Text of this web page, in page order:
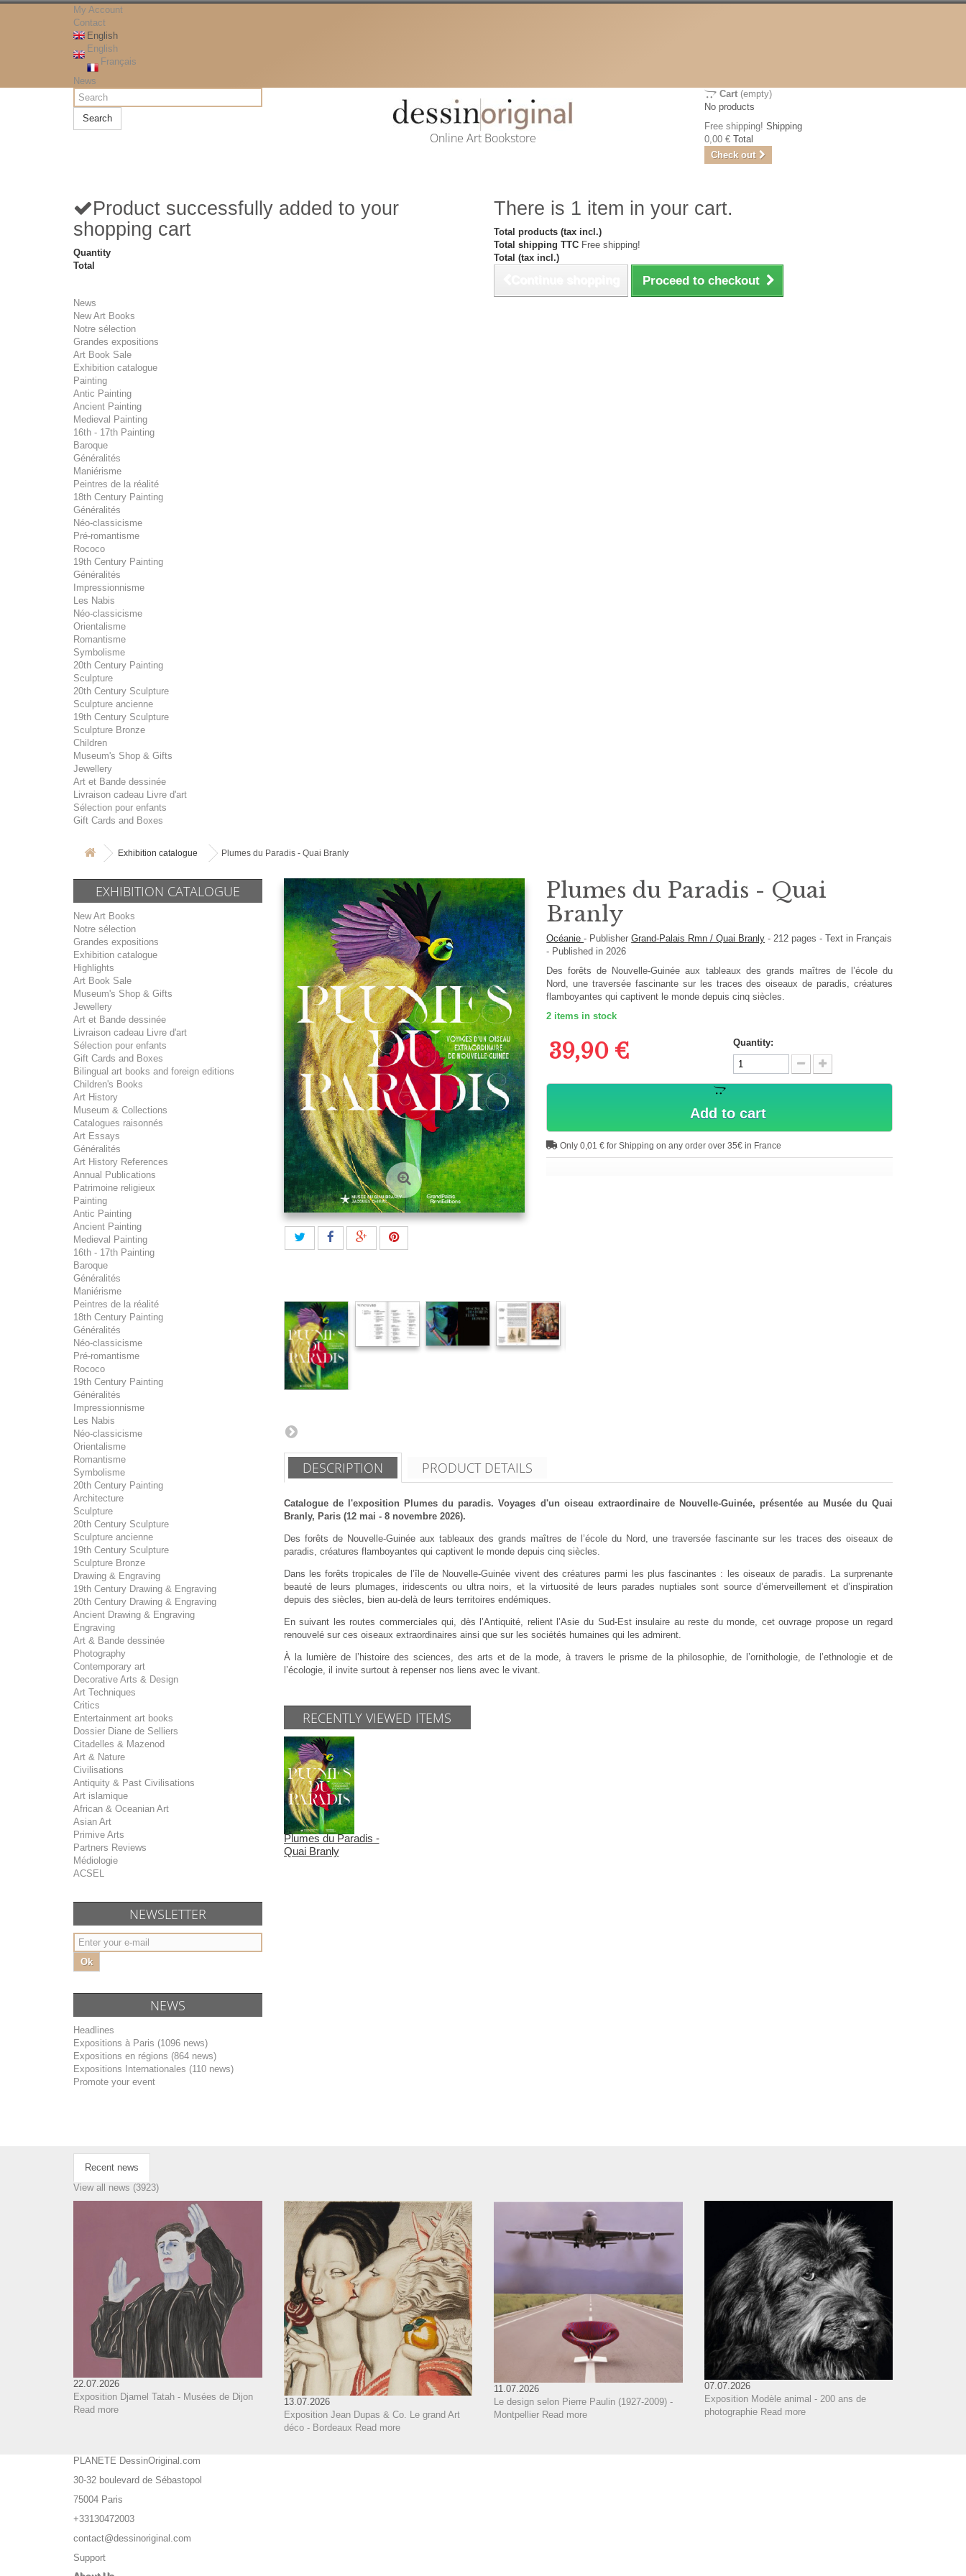
My Account
Contact
English
English
Français
News
Search
Online Art Bookstore
Cart (empty)
No products
Free shipping! Shipping
0,00 € Total
Check out
Product successfully added to your
shopping cart
Quantity
Total
There is 1 item in your cart.
Total products (tax incl.)
Total shipping TTC Free shipping!
Total (tax incl.)
Proceed to checkout
News
New Art Books
Notre sélection
Grandes expositions
Art Book Sale
Exhibition catalogue
Painting
Antic Painting
Ancient Painting
Medieval Painting
16th - 17th Painting
Baroque
Généralités
Maniérisme
Peintres de la réalité
18th Century Painting
Généralités
Néo-classicisme
Pré-romantisme
Rococo
19th Century Painting
Généralités
Impressionnisme
Les Nabis
Néo-classicisme
Orientalisme
Romantisme
Symbolisme
20th Century Painting
Sculpture
20th Century Sculpture
Sculpture ancienne
19th Century Sculpture
Sculpture Bronze
Children
Museum's Shop & Gifts
Jewellery
Art et Bande dessinée
Livraison cadeau Livre d'art
Sélection pour enfants
Gift Cards and Boxes
Exhibition catalogue Plumes du Paradis - Quai Branly
EXHIBITION CATALOGUE
New Art Books
Notre sélection
Grandes expositions
Exhibition catalogue
Highlights
Art Book Sale
Museum's Shop & Gifts
Jewellery
Art et Bande dessinée
Livraison cadeau Livre d'art
Sélection pour enfants
Gift Cards and Boxes
Bilingual art books and foreign editions
Children's Books
Art History
Museum & Collections
Catalogues raisonnés
Art Essays
Généralités
Art History References
Annual Publications
Patrimoine religieux
Painting
Antic Painting
Ancient Painting
Medieval Painting
16th - 17th Painting
Baroque
Généralités
Maniérisme
Peintres de la réalité
18th Century Painting
Généralités
Néo-classicisme
Pré-romantisme
Rococo
19th Century Painting
Généralités
Impressionnisme
Les Nabis
Néo-classicisme
Orientalisme
Romantisme
Symbolisme
20th Century Painting
Architecture
Sculpture
20th Century Sculpture
Sculpture ancienne
19th Century Sculpture
Sculpture Bronze
Drawing & Engraving
19th Century Drawing & Engraving
20th Century Drawing & Engraving
Ancient Drawing & Engraving
Engraving
Art & Bande dessinée
Photography
Contemporary art
Decorative Arts & Design
Art Techniques
Critics
Entertainment art books
Dossier Diane de Selliers
Citadelles & Mazenod
Art & Nature
Civilisations
Antiquity & Past Civilisations
Art islamique
African & Oceanian Art
Asian Art
Primive Arts
Partners Reviews
Médiologie
ACSEL
NEWSLETTER
Ok
NEWS
Headlines
Expositions à Paris (1096 news)
Expositions en régions (864 news)
Expositions Internationales (110 news)
Promote your event
Plumes du Paradis - Quai
Branly
Océanie- PublisherGrand-Palais Rmn / Quai Branly -212pages -Text in Français
- Published in 2026
Des forêts de Nouvelle-Guinée aux tableaux des grands maîtres de l’école du
Nord, une traversée fascinante sur les traces des oiseaux de paradis, créatures
flamboyantes qui captivent le monde depuis cinq siècles.
2 items in stock
39,90 € Quantity:
Add to cart
Only 0,01 € for Shipping on any order over 35€ in France
DESCRIPTION PRODUCT DETAILS
Catalogue de l'exposition Plumes du paradis. Voyages d'un oiseau extraordinaire de Nouvelle-Guinée, présentée au Musée du Quai
Branly, Paris (12 mai - 8 novembre 2026).
Des forêts de Nouvelle-Guinée aux tableaux des grands maîtres de l’école du Nord, une traversée fascinante sur les traces des oiseaux de
paradis, créatures flamboyantes qui captivent le monde depuis cinq siècles.
Dans les forêts tropicales de l’île de Nouvelle-Guinée vivent des créatures parmi les plus fascinantes : les oiseaux de paradis. La surprenante
beauté de leurs plumages, iridescents ou ultra noirs, et la virtuosité de leurs parades nuptiales sont source d’émerveillement et d’inspiration
depuis des siècles, bien au-delà de leurs territoires endémiques.
En suivant les routes commerciales qui, dès l’Antiquité, relient l’Asie du Sud-Est insulaire au reste du monde, cet ouvrage propose un regard
renouvelé sur ces oiseaux extraordinaires ainsi que sur les sociétés humaines qui les admirent.
À la lumière de l’histoire des sciences, des arts et de la mode, à travers le prisme de la philosophie, de l’ornithologie, de l’ethnologie et de
l’écologie, il invite surtout à repenser nos liens avec le vivant.
RECENTLY VIEWED ITEMS
Plumes du Paradis -
Quai Branly
Recent news
View all news (3923)
22.07.2026
Exposition Djamel Tatah - Musées de Dijon
Read more
13.07.2026
Exposition Jean Dupas & Co. Le grand Art
déco - Bordeaux Read more
11.07.2026
Le design selon Pierre Paulin (1927-2009) -
Montpellier Read more
07.07.2026
Exposition Modèle animal - 200 ans de
photographie Read more
PLANETE DessinOriginal.com
30-32 boulevard de Sébastopol
75004 Paris
+33130472003
contact@dessinoriginal.com
Support